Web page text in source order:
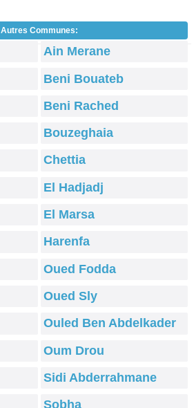
Autres Communes:
Ain Merane
Beni Bouateb
Beni Rached
Bouzeghaia
Chettia
El Hadjadj
El Marsa
Harenfa
Oued Fodda
Oued Sly
Ouled Ben Abdelkader
Oum Drou
Sidi Abderrahmane
Sobha